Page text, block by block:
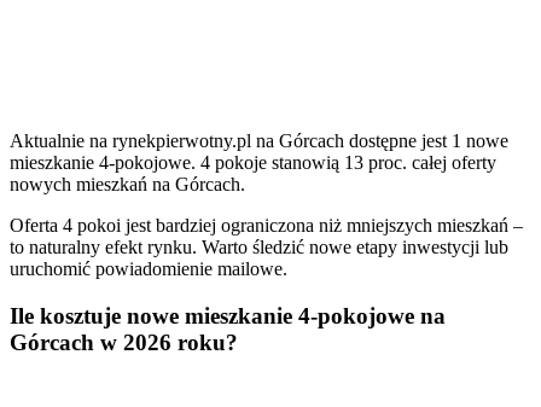
Aktualnie na rynekpierwotny.pl na Górcach dostępne jest 1 nowe
mieszkanie 4-pokojowe. 4 pokoje stanowią 13 proc. całej oferty
nowych mieszkań na Górcach.
Oferta 4 pokoi jest bardziej ograniczona niż mniejszych mieszkań –
to naturalny efekt rynku. Warto śledzić nowe etapy inwestycji lub
uruchomić powiadomienie mailowe.
Ile kosztuje nowe mieszkanie 4-pokojowe na
Górcach w 2026 roku?